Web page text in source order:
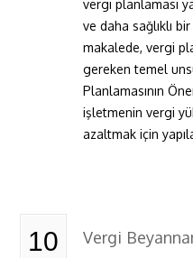
vergi planlaması
ve daha sağlıklı
makalede, vergi
gereken temel
Planlamasının
işletmenin vergi
azaltmak için
10 Vergi